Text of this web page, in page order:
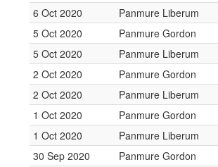
6 Oct 2020
Panmure Liberum
5 Oct 2020
Panmure Gordon
5 Oct 2020
Panmure Liberum
2 Oct 2020
Panmure Gordon
2 Oct 2020
Panmure Liberum
1 Oct 2020
Panmure Gordon
1 Oct 2020
Panmure Liberum
30 Sep 2020
Panmure Gordon